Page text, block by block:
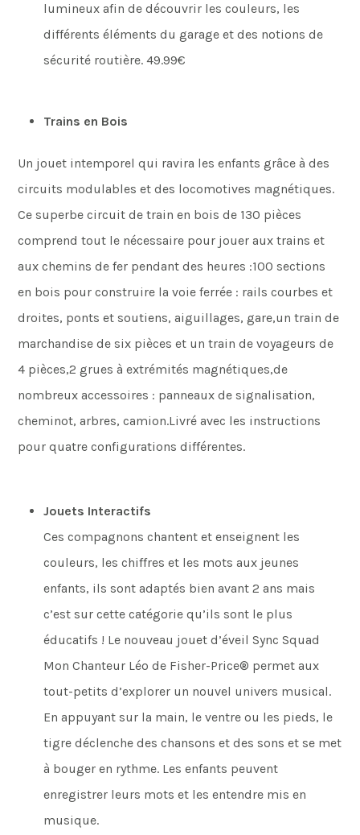
lumineux afin de découvrir les couleurs, les
différents éléments du garage et des notions de
sécurité routière. 49.99€
Trains en Bois
Un jouet intemporel qui ravira les enfants grâce à des
circuits modulables et des locomotives magnétiques.
Ce superbe circuit de train en bois de 130 pièces
comprend tout le nécessaire pour jouer aux trains et
aux chemins de fer pendant des heures :100 sections
en bois pour construire la voie ferrée : rails courbes et
droites, ponts et soutiens, aiguillages, gare,un train de
marchandise de six pièces et un train de voyageurs de
4 pièces,2 grues à extrémités magnétiques,de
nombreux accessoires : panneaux de signalisation,
cheminot, arbres, camion.Livré avec les instructions
pour quatre configurations différentes.
Jouets Interactifs
Ces compagnons chantent et enseignent les
couleurs, les chiffres et les mots aux jeunes
enfants, ils sont adaptés bien avant 2 ans mais
c’est sur cette catégorie qu’ils sont le plus
éducatifs ! Le nouveau jouet d’éveil Sync Squad
Mon Chanteur Léo de Fisher-Price® permet aux
tout-petits d’explorer un nouvel univers musical.
En appuyant sur la main, le ventre ou les pieds, le
tigre déclenche des chansons et des sons et se met
à bouger en rythme. Les enfants peuvent
enregistrer leurs mots et les entendre mis en
musique.